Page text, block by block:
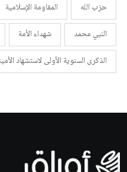
حزب الله المقاومة الإسلامية
النبي محمد
شهداء الأمة
الذكرى السنوية الأولى لاستشهاد